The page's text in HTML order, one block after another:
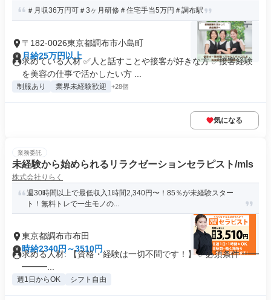
＃月収36万円可＃3ヶ月研修＃住宅手当5万円＃調布駅
〒182-0026東京都調布市小島町
月給25万円以上
求めている人材 ✅人と話すことや接客が好きな方 ✅接客経験
を美容の仕事で活かしたい方 ...
制服あり 業界未経験歓迎 +28個
気になる
業務委託
未経験から始められるリラクゼーションセラピスト/mls
株式会社りらく
週30時間以上で最低収入1時間2,340円〜！85％が未経験スター
ト！無料トレで一生モノの...
東京都調布市布田
時給2340円～3510円
求める人材: 【資格・経験は一切不問です！】 ✅必須条件 ━━
━━━...
週1日からOK シフト自由